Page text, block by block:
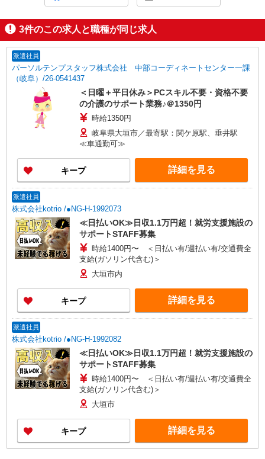
3件のこの求人と職種が同じ求人
派遣社員
パーソルテンプスタッフ株式会社 中部コーディネートセンター一課
（岐阜）/26-0541437
＜日曜＋平日休み＞PCスキル不要・資格不要
の介護のサポート業務♪＠1350円
時給1350円
岐阜県大垣市／最寄駅：関ケ原駅、垂井駅
≪車通勤可≫
キープ 詳細を見る
派遣社員
株式会社kotrio /●NG-H-1992073
≪日払いOK≫日収1.1万円超！就労支援施設の
サポートSTAFF募集
時給1400円〜 ＜日払い有/週払い有/交通費全
支給(ガソリン代含む)＞
大垣市内
キープ 詳細を見る
派遣社員
株式会社kotrio /●NG-H-1992082
≪日払いOK≫日収1.1万円超！就労支援施設の
サポートSTAFF募集
時給1400円〜 ＜日払い有/週払い有/交通費全
支給(ガソリン代含む)＞
大垣市
キープ 詳細を見る